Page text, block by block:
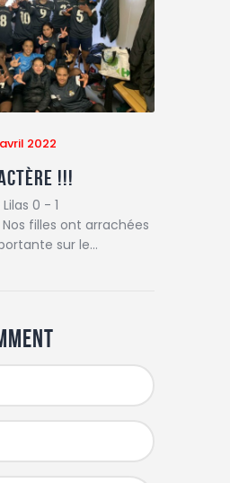
2022
!!!
Lilas 0 - 1
filles ont arrachées
sur le…